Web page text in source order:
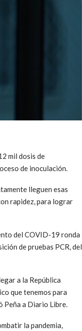
mil dosis de
de inoculación.
lleguen esas
rapidez, para lograr
del COVID-19 ronda
de pruebas PCR, del
a la República
que tenemos para
Peña a Diario Libre.
la pandemia,